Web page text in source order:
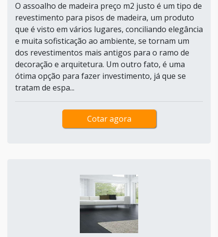
O assoalho de madeira preço m2 justo é um tipo de
revestimento para pisos de madeira, um produto
que é visto em vários lugares, conciliando elegância
e muita sofisticação ao ambiente, se tornam um
dos revestimentos mais antigos para o ramo de
decoração e arquitetura. Um outro fato, é uma
ótima opção para fazer investimento, já que se
tratam de espa...
Cotar agora